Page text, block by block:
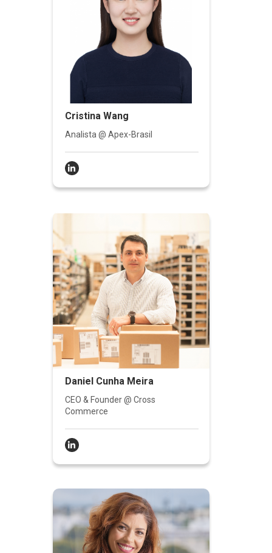
Cristina Wang
Analista @ Apex-Brasil
Daniel Cunha Meira
CEO & Founder @ Cross
Commerce